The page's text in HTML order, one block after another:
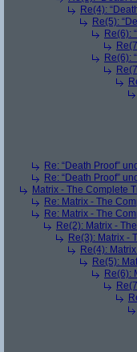
Re(4):
Re(5):
Re(6):
Re(6):
Re: “Death Proof”
Re: “Death Proof”
Matrix - The Complete
Re: Matrix - The
Re: Matrix - The
Re(2): Matrix -
Re(3): Matrix -
Re(4):
Re(5):
Re(6):